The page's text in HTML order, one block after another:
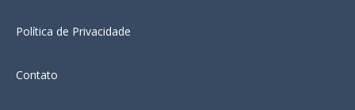
Política de Privacidade
Contato